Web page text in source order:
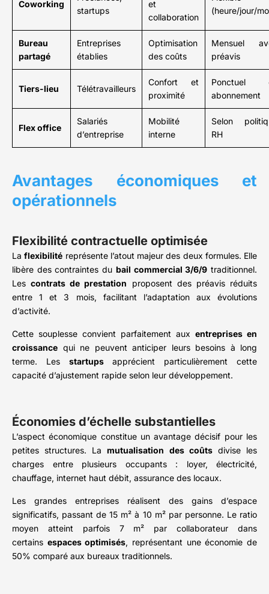
Coworking
startups
et
collaboration
(heure/jour/
Bureau
partagé
Entreprises
établies
Optimisation
des coûts
Mensuel
préavis
Tiers-lieu Télétravailleurs
Confort et
proximité
Ponctuel
abonnement
Flex office
Salariés
d’entreprise
Mobilité
interne
Selon
RH
Avantages économiques et
opérationnels
Flexibilité contractuelle optimisée
Laflexibilité représente l’atout majeur des deux formules. Elle
libère des contraintes du bail commercial 3/6/9 traditionnel.
Lescontrats de prestation proposent des préavis réduits
entre 1 et 3 mois, facilitant l’adaptation aux évolutions
d’activité.
Cette souplesse convient parfaitement aux entreprises en
croissance qui ne peuvent anticiper leurs besoins à long
terme. Les startupsapprécient particulièrement cette
capacité d’ajustement rapide selon leur développement.
Économies d’échelle substantielles
L’aspect économique constitue un avantage décisif pour les
petites structures. Lamutualisation des coûtsdivise les
charges entre plusieurs occupants : loyer, électricité,
chauffage, internet haut débit, assurance des locaux.
Les grandes entreprises réalisent des gains d’espace
significatifs, passant de 15 m² à 10 m² par personne. Le ratio
moyen atteint parfois 7 m² par collaborateur dans
certains espaces optimisés, représentant une économie de
50% comparé aux bureaux traditionnels.